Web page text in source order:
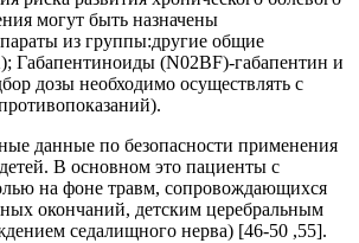
могут быть назначены
из группы:другие общие
Габапентиноиды (N02BF)-габапентин и
дозы необходимо осуществлять с
данные по безопасности применения
В основном это пациенты с
на фоне травм, сопровождающихся
окончаний, детским церебральным
седалищного нерва) [46-50 ,55].